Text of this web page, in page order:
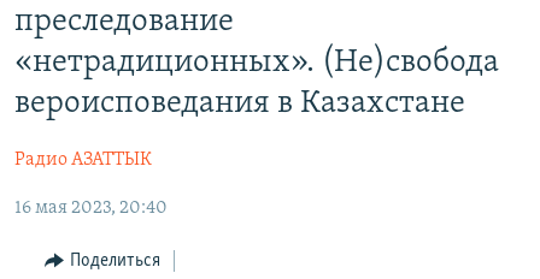
содержанию
Вернутся
главной
Вернутся
ВОЙНА В УКРАИНЕ
ЎЗБЕКЧА
ТОҶИКӢ
ПОДПИШИТЕСЬ НА НАС В СОЦСЕТЯХ
Все сайты РСЕ/РС
преследование
«нетрадиционных». (Не)свобода
вероисповедания в Казахстане
Радио АЗАТТЫК
16 мая 2023, 20:40
Поделиться